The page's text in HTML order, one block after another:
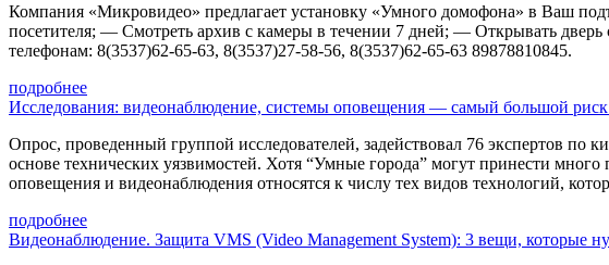
Компания «Микровидео» предлагает установку «Умного домофона» в Ваш
посетителя; — Смотреть архив с камеры в течении 7 дней; — Открывать
телефонам: 8(3537)62-65-63, 8(3537)27-58-56, 8(3537)62-65-63 89878810845.
подробнее
Исследования: видеонаблюдение, системы оповещения — самый большой риск
Опрос, проведенный группой исследователей, задействовал 76 экспертов по
основе технических уязвимостей. Хотя “Умные города” могут принести
оповещения и видеонаблюдения относятся к числу тех видов технологий,
подробнее
Видеонаблюдение. Защита VMS (Video Management System): 3 вещи, которые